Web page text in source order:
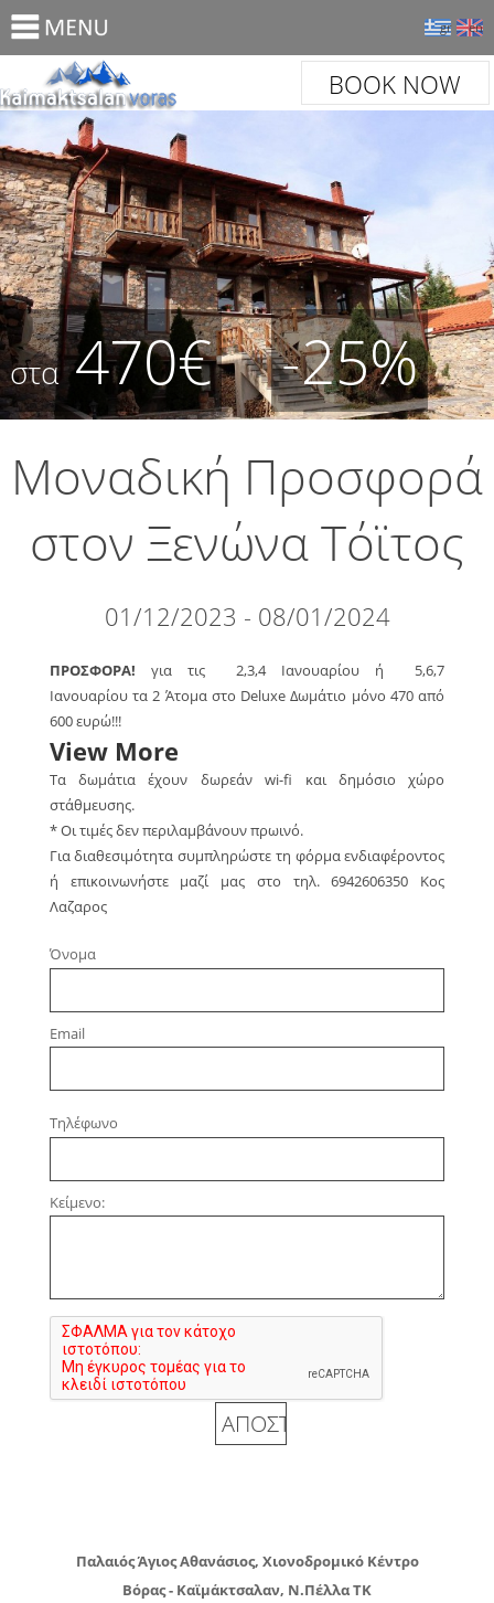
en
gr
BOOK NOW
στα470€ -25%
Μοναδική Προσφορά
στον Ξενώνα Τόϊτος
01/12/2023 - 08/01/2024
ΠΡΟΣΦΟΡΑ! για τις 2,3,4 Ιανουαρίου ή 5,6,7
Ιανουαρίου τα 2 Άτομα στο Deluxe Δωμάτιο μόνο 470 από
600 ευρώ!!!
View More
Τα δωμάτια έχουν δωρεάν wi-fi και δημόσιο χώρο
στάθμευσης.
* Οι τιμές δεν περιλαμβάνουν πρωινό.
Για διαθεσιμότητα συμπληρώστε τη φόρμα ενδιαφέροντος
ή επικοινωνήστε μαζί μας στο τηλ. 6942606350 Κος
Λαζαρος
Όνομα
Email
Τηλέφωνο
Κείμενο:
Παλαιός Άγιος Αθανάσιος, Χιονοδρομικό Κέντρο
Βόρας - Καϊμάκτσαλαν, Ν.ΠέλλαΤΚ